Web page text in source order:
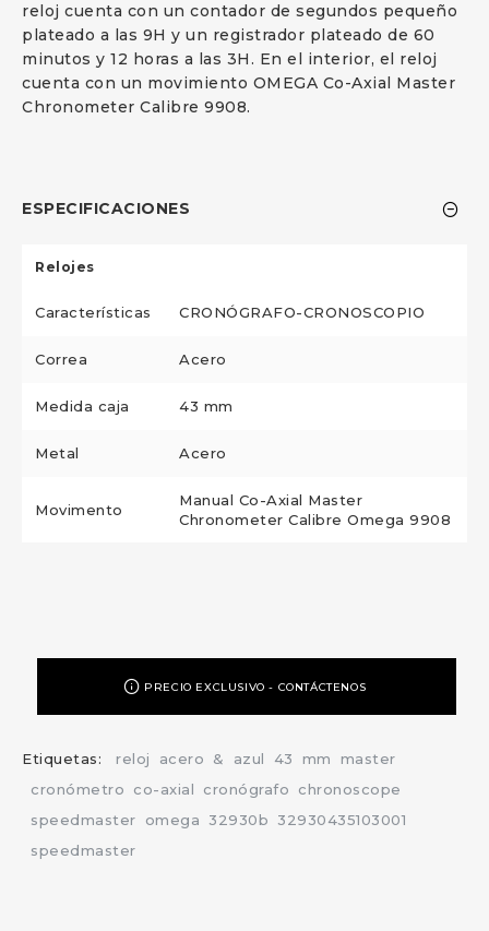
reloj cuenta con un contador de segundos pequeño
plateado a las 9H y un registrador plateado de 60
minutos y 12 horas a las 3H. En el interior, el reloj
cuenta con un movimiento OMEGA Co-Axial Master
Chronometer Calibre 9908.
ESPECIFICACIONES
Relojes
Características CRONÓGRAFO-CRONOSCOPIO
Correa Acero
Medida caja 43 mm
Metal Acero
Movimento
Manual Co-Axial Master
Chronometer Calibre Omega 9908
PRECIO EXCLUSIVO - CONTÁCTENOS
Etiquetas: reloj acero & azul 43 mm
master
cronómetro
co-axial cronógrafo
chronoscope
speedmaster
omega 32930b
32930435103001
speedmaster